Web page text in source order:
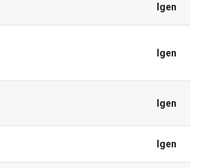
Igen
Igen
Igen
Igen